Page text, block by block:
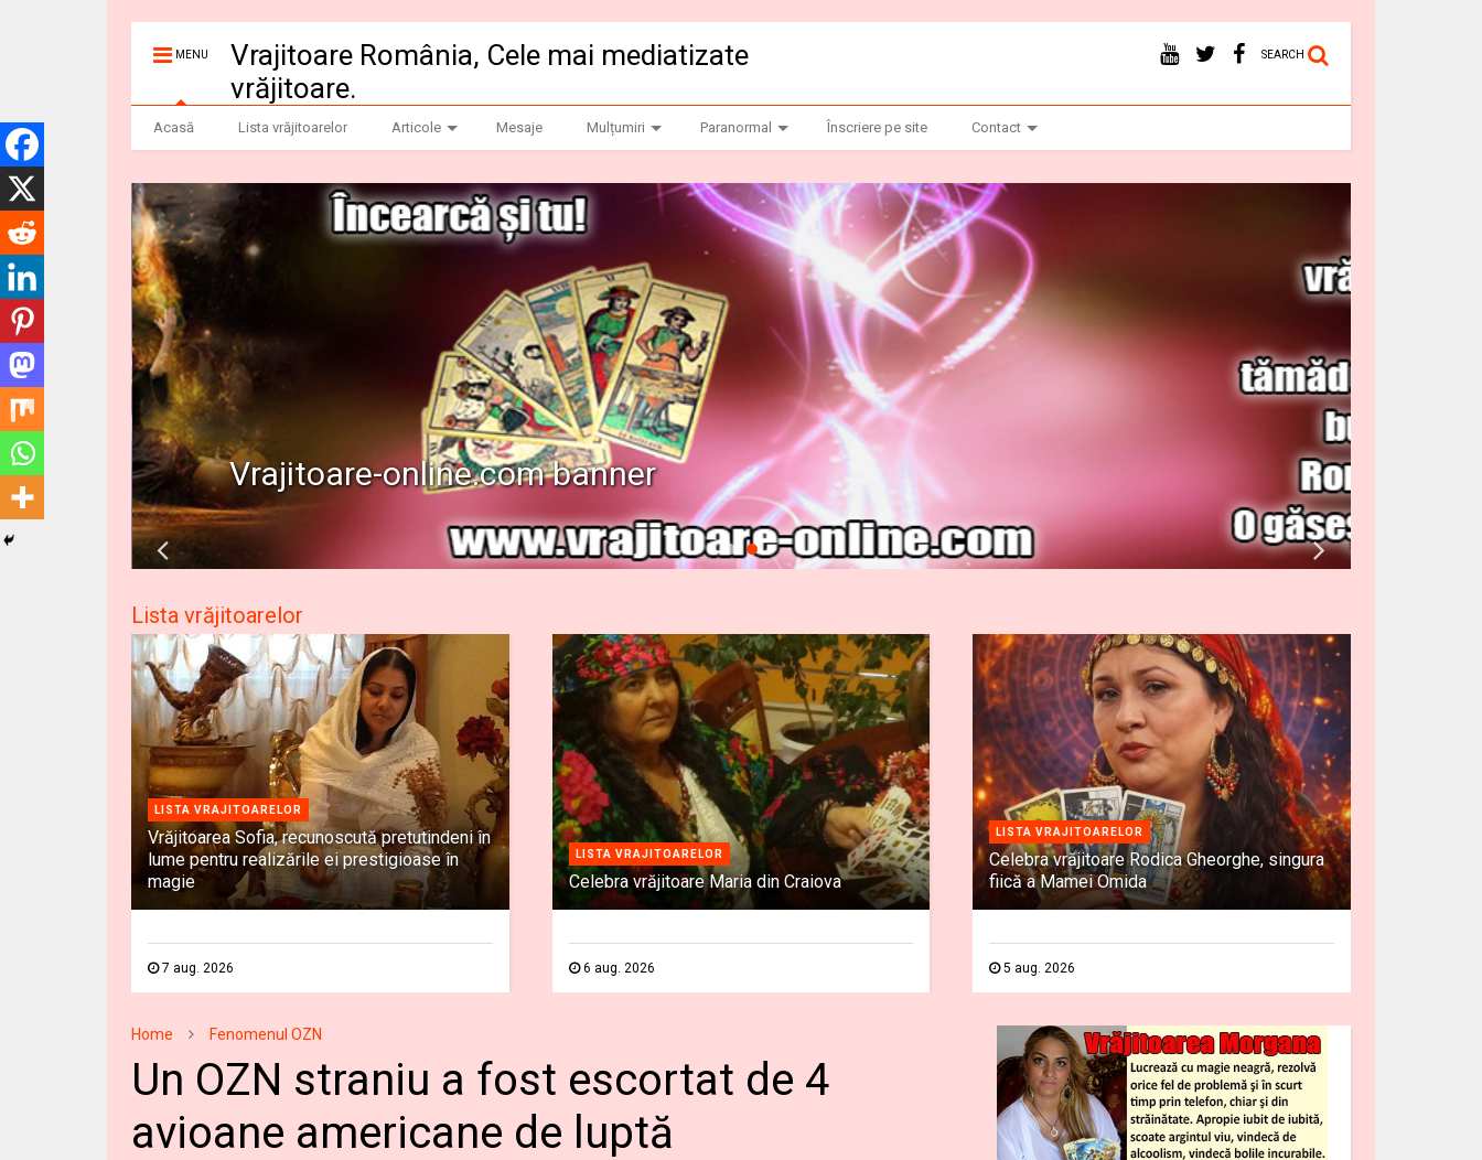
MENU
Vrajitoare România, Cele mai mediatizate
vrăjitoare.
SEARCH
Acasă Lista vrăjitoarelor Articole Mesaje Mulțumiri Paranormal Înscriere pe site Contact
Vrajitoare-online.com banner
Lista vrăjitoarelor
LISTA VRAJITOARELOR
Vrăjitoarea Sofia, recunoscută pretutindeni în
lume pentru realizările ei prestigioase în
magie
7 aug. 2026
LISTA VRAJITOARELOR
Celebra vrăjitoare Maria din Craiova
6 aug. 2026
LISTA VRAJITOARELOR
Celebra vrăjitoare Rodica Gheorghe, singura
fiică a Mamei Omida
5 aug. 2026
Home Fenomenul OZN
Un OZN straniu a fost escortat de 4
avioane americane de luptă